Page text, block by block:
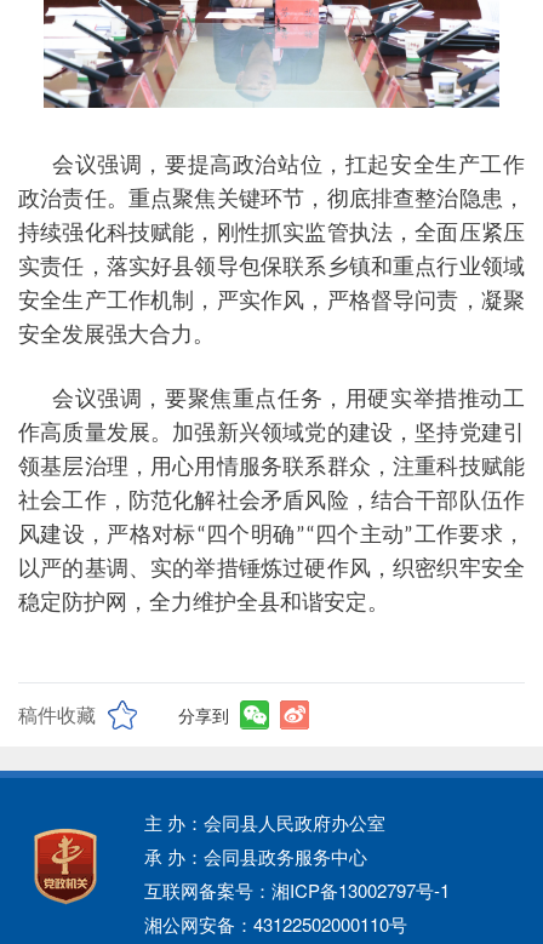
会议强调，要提高政治站位，扛起安全生产工作
政治责任。重点聚焦关键环节，彻底排查整治隐患，
持续强化科技赋能，刚性抓实监管执法，全面压紧压
实责任，落实好县领导包保联系乡镇和重点行业领域
安全生产工作机制，严实作风，严格督导问责，凝聚
安全发展强大合力。
会议强调，要聚焦重点任务，用硬实举措推动工
作高质量发展。加强新兴领域党的建设，坚持党建引
领基层治理，用心用情服务联系群众，注重科技赋能
社会工作，防范化解社会矛盾风险，结合干部队伍作
风建设，严格对标“ 四个明确”“ 四个主动”工作要求，
以严的基调、实的举措锤炼过硬作风，织密织牢安全
稳定防护网，全力维护全县和谐安定。
稿件收藏 分享到
主 办：会同县人民政府办公室
承 办：会同县政务服务中心
互联网备案号：湘ICP备13002797号-1
湘公网安备：43122502000110号